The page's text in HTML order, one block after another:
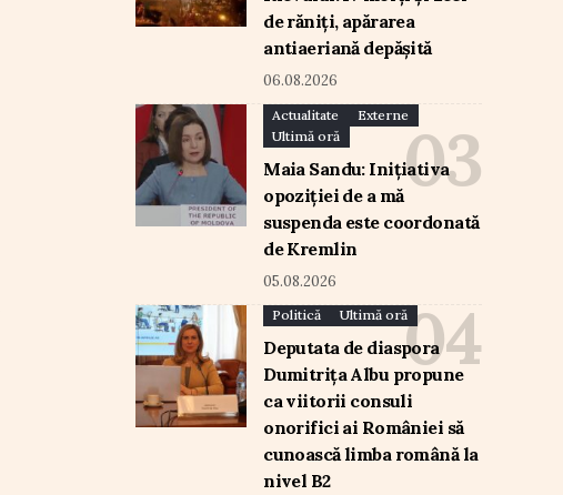
de răniți, apărarea
antiaeriană depășită
06.08.2026
Actualitate
Externe
Ultimă oră
Maia Sandu: Inițiativa
opoziției de a mă
suspenda este coordonată
de Kremlin
05.08.2026
Politică Ultimă oră
Deputata de diaspora
Dumitrița Albu propune
ca viitorii consuli
onorifici ai României să
cunoască limba română la
nivel B2